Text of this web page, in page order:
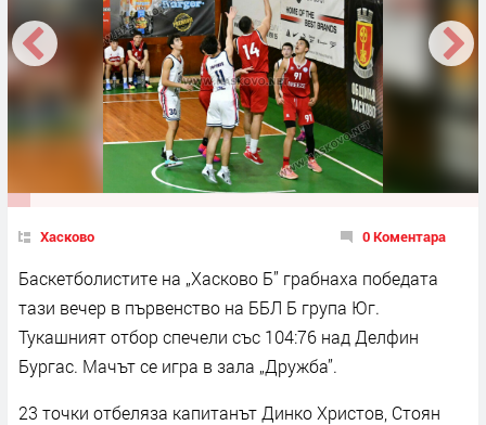
Хасково 0 Коментара
Баскетболистите на „Хасково Б” грабнаха победата
тази вечер в първенство на ББЛ Б група Юг.
Тукашният отбор спечели със 104:76 над Делфин
Бургас. Мачът се игра в зала „Дружба”.
23 точки отбеляза капитанът Динко Христов, Стоян